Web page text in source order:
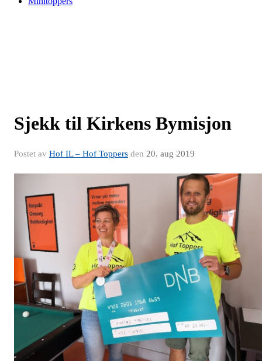
Sjekk til Kirkens Bymisjon
Postet av Hof IL – Hof Toppers den 20. aug 2019